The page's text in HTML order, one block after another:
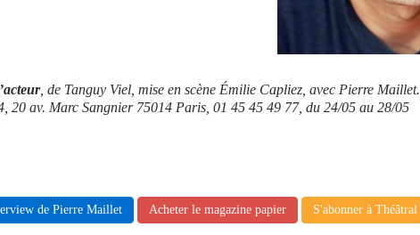
, de Tanguy Viel, mise en scène Émilie Capliez, avec Pierre Maillet.
20 av. Marc Sangnier 75014 Paris, 01 45 45 49 77, du 24/05 au 28/05
de Pierre Maillet Acheter le magazine papier S'abonner à Théâtral